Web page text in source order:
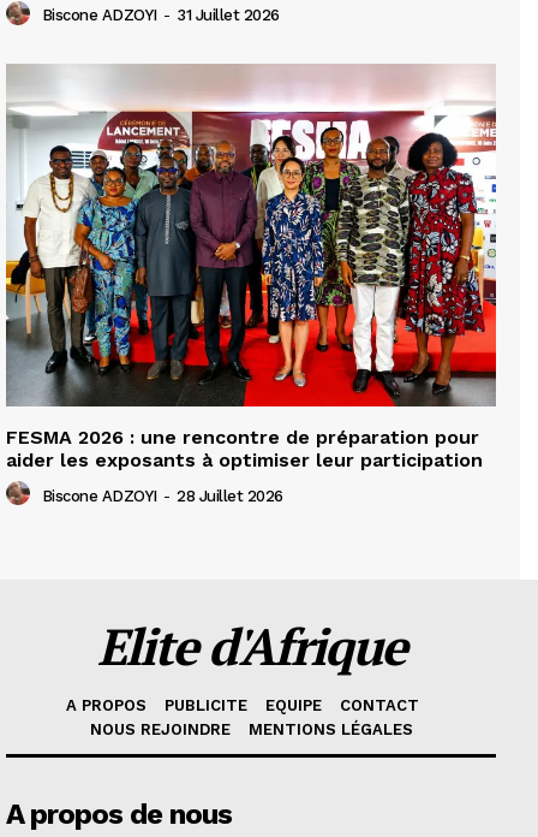
Biscone ADZOYI - 31 Juillet 2026
FESMA 2026 : une rencontre de préparation pour
aider les exposants à optimiser leur participation
Biscone ADZOYI - 28 Juillet 2026
Elite d'Afrique
A PROPOS PUBLICITE EQUIPE
CONTACT
NOUS REJOINDRE
MENTIONS LÉGALES
A propos de nous